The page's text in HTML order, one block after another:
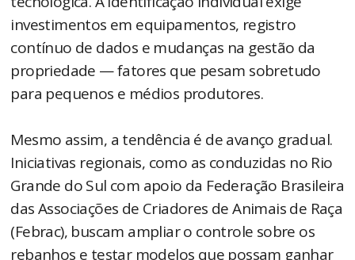
investimentos em equipamentos, registro
contínuo de dados e mudanças na gestão da
propriedade — fatores que pesam sobretudo
para pequenos e médios produtores.
Mesmo assim, a tendência é de avanço gradual.
Iniciativas regionais, como as conduzidas no Rio
Grande do Sul com apoio da Federação Brasileira
das Associações de Criadores de Animais de Raça
(Febrac), buscam ampliar o controle sobre os
rebanhos e testar modelos que possam ganhar